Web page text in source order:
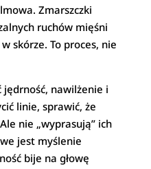
Zmarszczki
ruchów mięśni
skórze. To proces, nie
nawilżenie i
linie, sprawić, że
nie „wyprasują” ich
jest myślenie
bije na głowę